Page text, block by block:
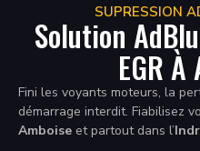
SUPRESSION
Solution
EGR
Fini les voyants moteurs, la
démarrage interdit. Fiabilisez
Amboise et partout dans l’